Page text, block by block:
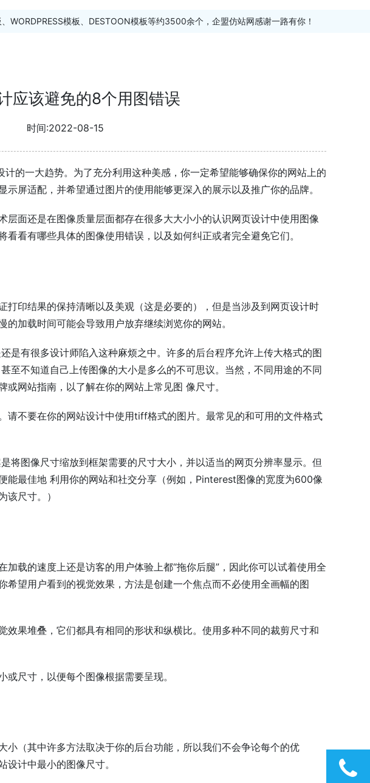
模板、DESTOON模板等约3500余个，企盟仿站网感谢一路有你！
应该避免的8个用图错误
时间:2022-08-15
计的一大趋势。为了充分利用这种美感，你一定希望能够确保你的网站上的
屏适配，并希望通过图片的使用能够更深入的展示以及推广你的品牌。
层面还是在图像质量层面都存在很多大大小小的认识网页设计中使用图像
看有哪些具体的图像使用错误，以及如何纠正或者完全避免它们。
打印结果的保持清晰以及美观（这是必要的），但是当涉及到网页设计时
加载时间可能会导致用户放弃继续浏览你的网站。
是有很多设计师陷入这种麻烦之中。许多的后台程序允许上传大格式的图
至不知道自己上传图像的大小是多么的不可思议。当然，不同用途的不同
网站指南，以了解在你的网站上常见图 像尺寸。
请不要在你的网站设计中使用tiff格式的图片。最常见的和可用的文件格式
将图像尺寸缩放到框架需要的尺寸大小，并以适当的网页分辨率显示。但
能最佳地 利用你的网站和社交分享（例如，Pinterest图像的宽度为600像
尺寸。）
载的速度上还是访客的用户体验上都“拖你后腿”，因此你可以试着使用全
希望用户看到的视觉效果，方法是创建一个焦点而不必使用全画幅的图
效果堆叠，它们都具有相同的形状和纵横比。使用多种不同的裁剪尺寸和
尺寸，以便每个图像根据需要呈现。
小（其中许多方法取决于你的后台功能，所以我们不会争论每个的优
计中最小的图像尺寸。